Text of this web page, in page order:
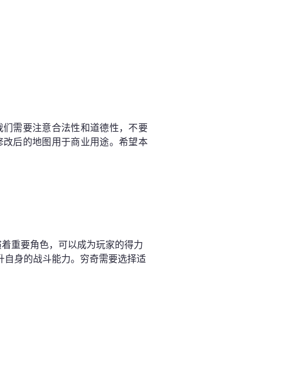
需要注意合法性和道德性，不要
后的地图用于商业用途。希望本
重要角色，可以成为玩家的得力
身的战斗能力。穷奇需要选择适